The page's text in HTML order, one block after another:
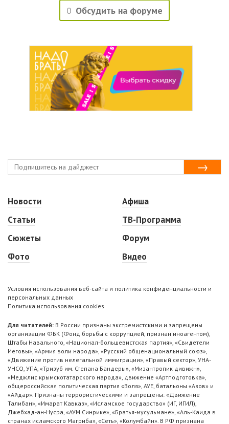
0 Обсудить на форуме
Новости
Статьи
Сюжеты
Фото
Афиша
ТВ-Программа
Форум
Видео
Условия использования веб-сайта и политика конфиденциальности и
персональных данных
Политика использования cookies
Для читателей: В России признаны экстремистскими и запрещены
организации ФБК (Фонд борьбы с коррупцией, признан иноагентом),
Штабы Навального, «Национал-большевистская партия», «Свидетели
Иеговы», «Армия воли народа», «Русский общенациональный союз»,
«Движение против нелегальной иммиграции», «Правый сектор», УНА-
УНСО, УПА, «Тризуб им. Степана Бандеры», «Мизантропик дивижн»,
«Меджлис крымскотатарского народа», движение «Артподготовка»,
общероссийская политическая партия «Воля», АУЕ, батальоны «Азов» и
«Айдар». Признаны террористическими и запрещены: «Движение
Талибан», «Имарат Кавказ», «Исламское государство» (ИГ, ИГИЛ),
Джебхад-ан-Нусра, «АУМ Синрике», «Братья-мусульмане», «Аль-Каида в
странах исламского Магриба», «Сеть», «Колумбайн». В РФ признана